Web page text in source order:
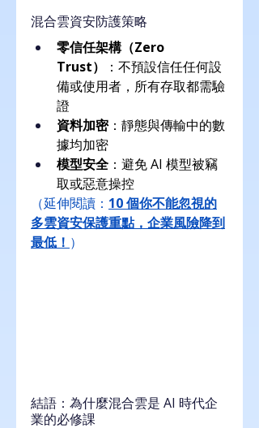
混合雲資安防護策略
零信任架構（Zero
Trust）
：不預設信任任何設
備或使用者，所有存取都需驗
證
資料加密：靜態與傳輸中的數
據均加密
模型安全 ：避免 AI 模型被竊
取或惡意操控
（延伸閱讀： 10 個你不能忽視的
多雲資安保護重點，企業風險降到
最低！ ）
結語：為什麼混合雲是 AI 時代企
業的必修課